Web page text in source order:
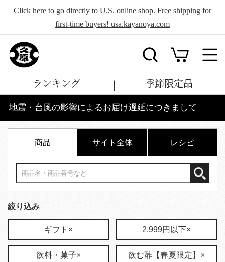
Click here to go directly to U.S. online shop. Free shipping for
first-time buyers! usa.kayanoya.com
ランキング 季節限定品
地震・台風の影響によるお届け遅延につきまして
商品 サイト全体 レシピ
絞り込み
ギフト× 2,999円以下×
飲料・菓子× 飲む酢【春夏限定】×